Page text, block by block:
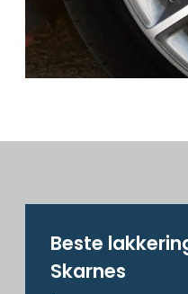
Beste
Skarnes